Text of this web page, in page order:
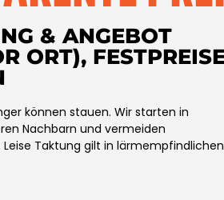
& ANGEBOT
ORT),
können stauen. Wir starten in
Nachbarn und vermeiden
Taktung gilt in lärmempfindlichen